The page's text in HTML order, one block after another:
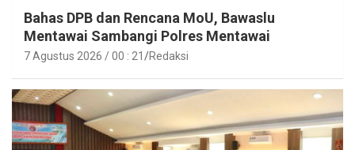
Bahas DPB dan Rencana MoU, Bawaslu
Mentawai Sambangi Polres Mentawai
7 Agustus 2026 / 00 : 21 Redaksi